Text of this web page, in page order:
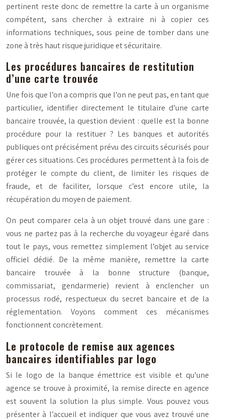
pertinent reste donc de remettre la carte à un organisme
compétent, sans chercher à extraire ni à copier ces
informations techniques, sous peine de tomber dans une
zone à très haut risque juridique et sécuritaire.
Les procédures bancaires de restitution
d’une carte trouvée
Une fois que l’on a compris que l’on ne peut pas, en tant que
particulier, identifier directement le titulaire d’une carte
bancaire trouvée, la question devient : quelle est la bonne
procédure pour la restituer ? Les banques et autorités
publiques ont précisément prévu des circuits sécurisés pour
gérer ces situations. Ces procédures permettent à la fois de
protéger le compte du client, de limiter les risques de
fraude, et de faciliter, lorsque c’est encore utile, la
récupération du moyen de paiement.
On peut comparer cela à un objet trouvé dans une gare :
vous ne partez pas à la recherche du voyageur égaré dans
tout le pays, vous remettez simplement l’objet au service
officiel dédié. De la même manière, remettre la carte
bancaire trouvée à la bonne structure (banque,
commissariat, gendarmerie) revient à enclencher un
processus rodé, respectueux du secret bancaire et de la
réglementation. Voyons comment ces mécanismes
fonctionnent concrètement.
Le protocole de remise aux agences
bancaires identifiables par logo
Si le logo de la banque émettrice est visible et qu’une
agence se trouve à proximité, la remise directe en agence
est souvent la solution la plus simple. Vous pouvez vous
présenter à l’accueil et indiquer que vous avez trouvé une